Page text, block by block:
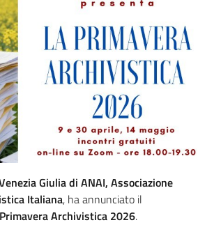
Giulia di ANAI, Associazione
Italiana, ha annunciato il
Primavera Archivistica 2026.